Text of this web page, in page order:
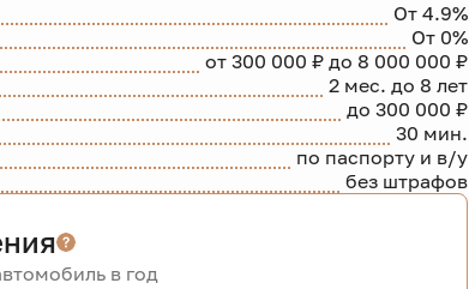
От 4.9%
От 0%
от 300 000 ₽ до 8 000 000 ₽
2 мес. до 8 лет
до 300 000 ₽
30 мин.
по паспорту и в/у
без штрафов
в год